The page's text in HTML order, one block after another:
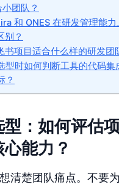
小团队？
和 ONES 在研发管理能
别？
书项目适合什么样的研发团
型时如何判断工具的代码集
？
型：如何评估
能力？
清楚团队痛点。不要